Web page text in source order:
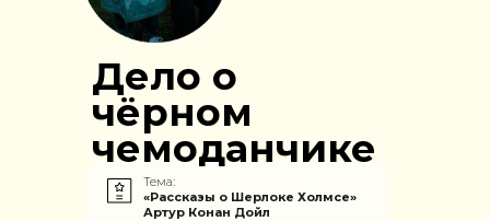
Дело о
чёрном
чемоданчике
Тема:
«Рассказы о Шерлоке Холмсе»
Артур Конан Дойл